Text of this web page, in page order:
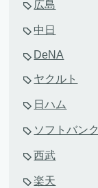
広島
中日
DeNA
ヤクルト
日ハム
ソフトバンク
西武
楽天